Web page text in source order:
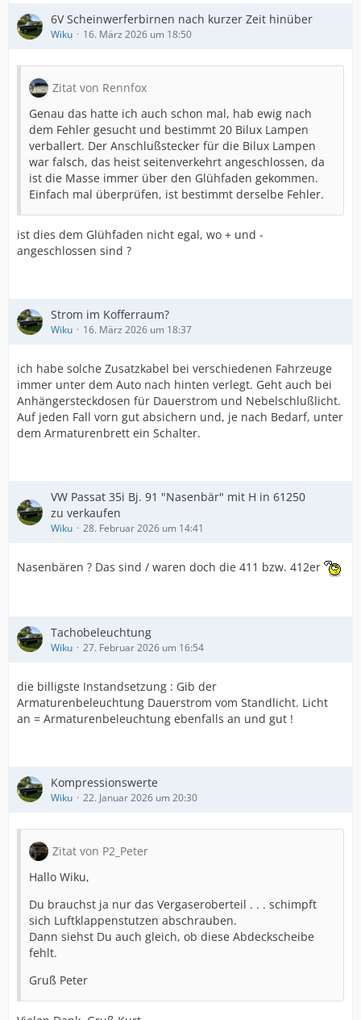
6V Scheinwerferbirnen nach kurzer Zeit hinüber
Wiku 16. März 2026 um 18:50
Zitat von Rennfox
Genau das hatte ich auch schon mal, hab ewig nach
dem Fehler gesucht und bestimmt 20 Bilux Lampen
verballert. Der Anschlußstecker für die Bilux Lampen
war falsch, das heist seitenverkehrt angeschlossen, da
ist die Masse immer über den Glühfaden gekommen.
Einfach mal überprüfen, ist bestimmt derselbe Fehler.
ist dies dem Glühfaden nicht egal, wo + und -
angeschlossen sind ?
Strom im Kofferraum?
Wiku 16. März 2026 um 18:37
ich habe solche Zusatzkabel bei verschiedenen Fahrzeuge
immer unter dem Auto nach hinten verlegt. Geht auch bei
Anhängersteckdosen für Dauerstrom und Nebelschlußlicht.
Auf jeden Fall vorn gut absichern und, je nach Bedarf, unter
dem Armaturenbrett ein Schalter.
VW Passat 35i Bj. 91 "Nasenbär" mit H in 61250
zu verkaufen
Wiku 28. Februar 2026 um 14:41
Nasenbären ? Das sind / waren doch die 411 bzw. 412er
Tachobeleuchtung
Wiku 27. Februar 2026 um 16:54
die billigste Instandsetzung : Gib der
Armaturenbeleuchtung Dauerstrom vom Standlicht. Licht
an = Armaturenbeleuchtung ebenfalls an und gut !
Kompressionswerte
Wiku 22. Januar 2026 um 20:30
Zitat von P2_Peter
Hallo Wiku,
Du brauchst ja nur das Vergaseroberteil . . . schimpft
sich Luftklappenstutzen abschrauben.
Dann siehst Du auch gleich, ob diese Abdeckscheibe
fehlt.
Gruß Peter